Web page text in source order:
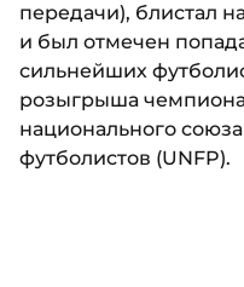
передачи), блистал
и был отмечен
сильнейших
розыгрыша
национального
футболистов (UNFP).